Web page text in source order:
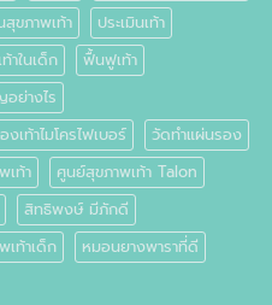
สุขภาพเท้า
ประเมินเท้า
าในเด็ก
ฟื้นฟูเท้า
ย่างไร
งเท้าไมโครไฟเบอร์
วัดทำแผ่นรอง
เท้า
ศูนย์สุขภาพเท้า Talon
สิทธิพงษ์ มีภักดี
เท้าเด็ก
หมอนยางพาราที่ดี